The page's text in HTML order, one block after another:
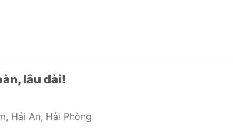
lâu dài!
Hải An, Hải Phòng